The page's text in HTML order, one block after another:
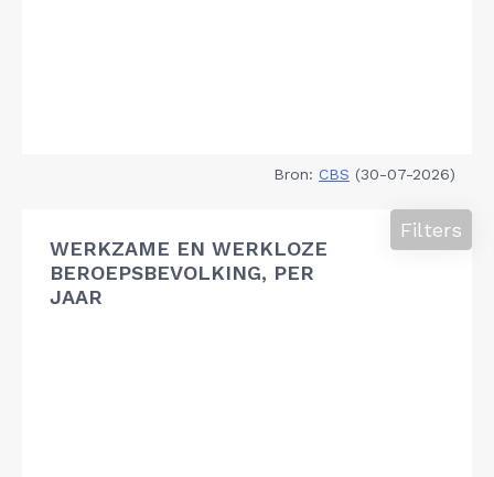
Bron: CBS (30-07-2026)
WERKZAME EN WERKLOZE
BEROEPSBEVOLKING, PER
JAAR
Filters